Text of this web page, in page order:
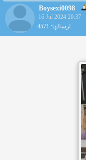
Boysexi0098
16 Jul 2024 20:37
ارسالها: 4571